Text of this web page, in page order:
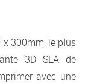
x 300mm, le plus
3D SLA de
avec une